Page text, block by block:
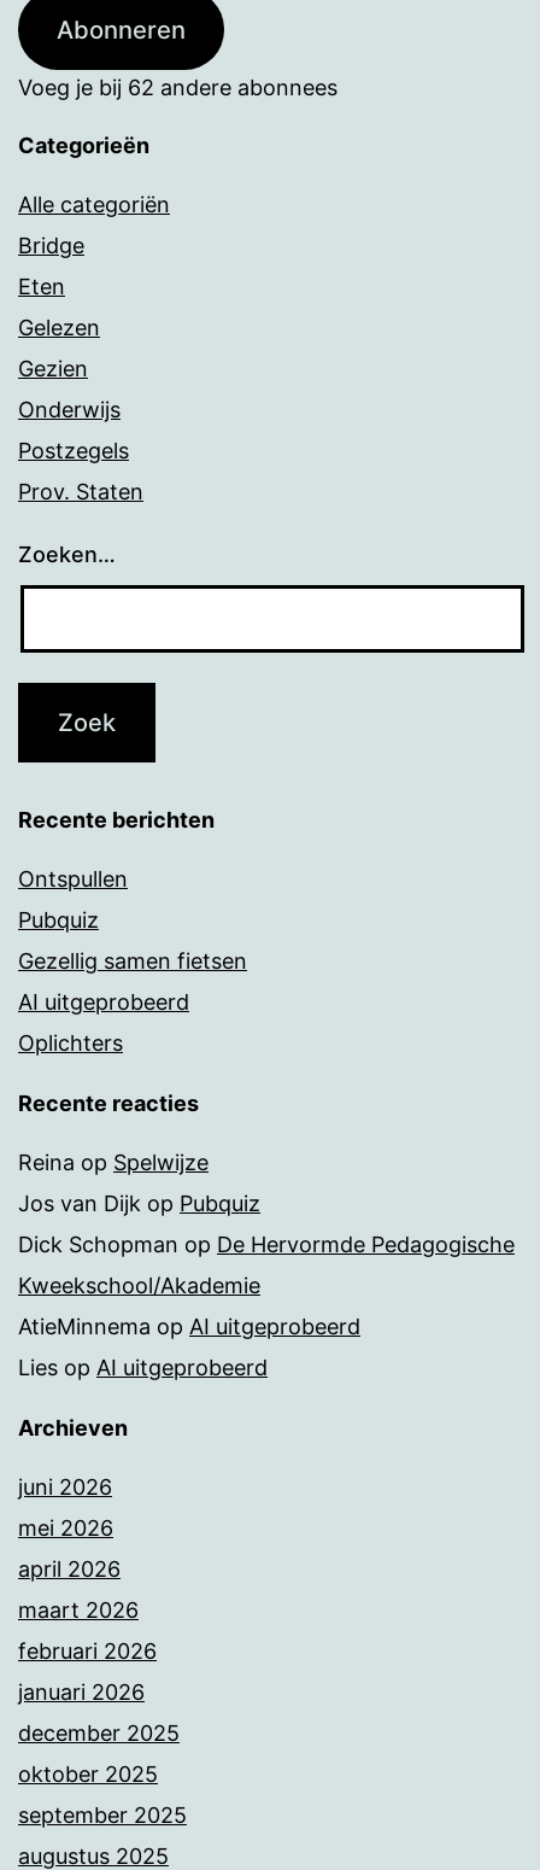
Abonneren
Voeg je bij 62 andere abonnees
Categorieën
Alle categoriën
Bridge
Eten
Gelezen
Gezien
Onderwijs
Postzegels
Prov. Staten
Zoeken…
Recente berichten
Ontspullen
Pubquiz
Gezellig samen fietsen
AI uitgeprobeerd
Oplichters
Recente reacties
Reina op Spelwijze
Jos van Dijk op Pubquiz
Dick Schopman op De Hervormde Pedagogische
Kweekschool/Akademie
AtieMinnema op AI uitgeprobeerd
Lies op AI uitgeprobeerd
Archieven
juni 2026
mei 2026
april 2026
maart 2026
februari 2026
januari 2026
december 2025
oktober 2025
september 2025
augustus 2025